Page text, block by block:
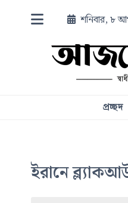
শনিবার, ৮
প্রচ্ছদ
ইরানে